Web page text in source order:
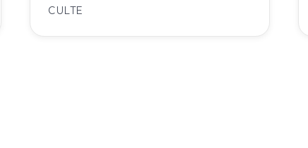
CULTE